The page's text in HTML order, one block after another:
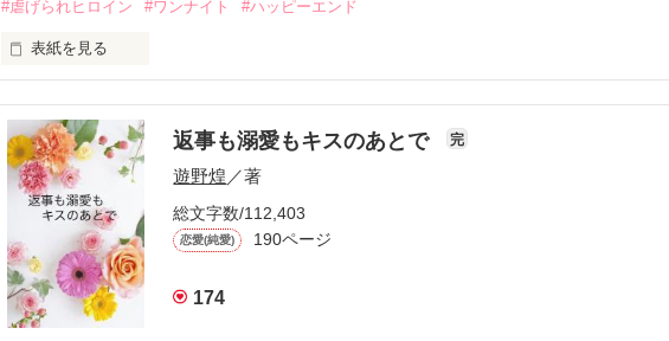
酔った勢いで一夜を共にしてしまった。
さらに、美桜が初めてだと知った哲平は
甘やかしてくる。
そんなある日、哲平は美桜がストーカー被害に
遭っていることを知る。
美桜を守るため、哲平は同居を提案してきて――。
夏木美桜(なつきみお)
✕
鳴海哲平 (なるみてっぺい)
#虐げられヒロイン
#ワンナイト #ハッピーエンド
表紙を見る
帰国後、美桜は新しい職場でワンナイトした美青年と再会。なんと彼の正体は、とあ
も関わらず、一族を離れて起業した新進気鋭の実業家、社内でも冷徹だと評判な社長
人だったのだ――！
なぜか恭司から飼い猫の世話係を命じられた美桜は、猫の世話を口実にしばしば呼び
返事も溺愛もキスのあとで 完
遊野煌 ／著
総文字数/112,403
恋愛(純愛) 190ページ
174